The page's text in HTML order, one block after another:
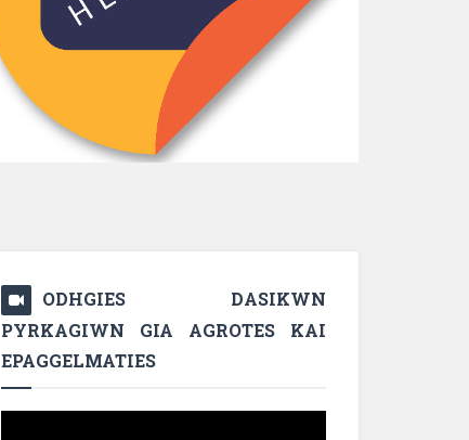
ODHGIES DASIKWN
PYRKAGIWN GIA AGROTES KAI
EPAGGELMATIES